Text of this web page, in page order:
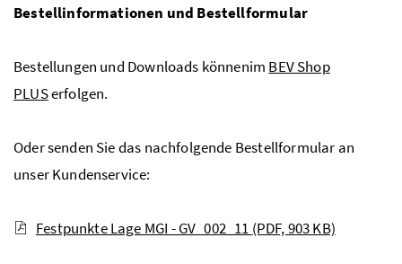
Bestellinformationen und Bestellformular
Bestellungen und Downloads könnenim BEV Shop
PLUSerfolgen.
Oder senden Sie das nachfolgende Bestellformular an
unser Kundenservice:
Festpunkte Lage MGI - GV_002_11 (PDF, 903 KB)